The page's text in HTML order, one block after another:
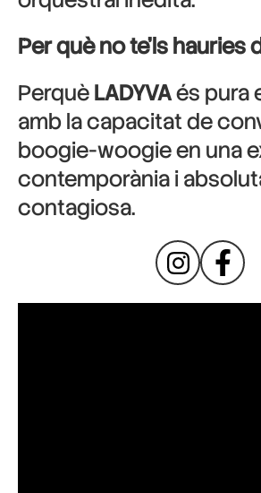
Per què no te’ls hauries
PerquèLADYVAés pura
amb la capacitat de
boogie-woogie en una
contemporània i
contagiosa.